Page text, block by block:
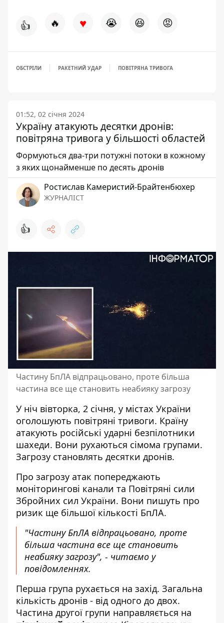
👍 🔥 ♥ 😭 😆 😡
ОБСТРІЛИ РАКЕТНИЙ УДАР ПОВІТРЯНА ТРИВОГА
01:52, 02 січня 2024
Україну атакують десятки дронів:
повітряна тривога у більшості областей
Формуються два-три потужні потоки в кожному
з яких щонайменше по десять дронів
Ростислав Камеристий-Брайтенбюхер
ЖУРНАЛІСТ
👍
Частину БпЛА відпрацьовано, проте більша
частина все ще становить неабияку загрозу
У ніч вівторка, 2 січня, у містах України
оголошують повітряні тривоги. Країну
атакують російські ударні безпілотники
шахеди. Вони рухаються сімома групами.
Загрозу становлять десятки дронів.
Про загрозу атак попереджають
моніторингові канали та Повітряні сили
Збройних сил України. Вони пишуть про
ризик ще більшої кількості БпЛА.
"Частину БпЛА відпрацьовано, проте
більша частина все ще становить
неабияку загрозу", - читаємо у
повідомленнях.
Перша група рухається на захід. Загальна
кількість дронів - від одного до двох.
Частина другої групи направляється на